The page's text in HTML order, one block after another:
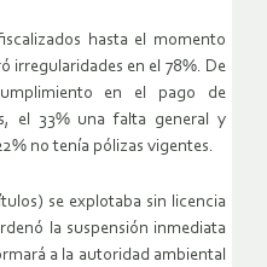
hasta el momento
irregularidades en el 78%. De
en el pago de
el 33% una falta general y
no tenía pólizas vigentes.
se explotaba sin licencia
la suspensión inmediata
a la autoridad ambiental